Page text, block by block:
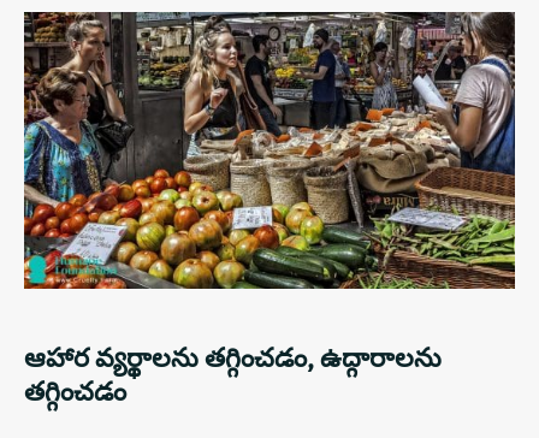
ఆహార వ్యర్థాలను తగ్గించడం, ఉద్గారాలను
తగ్గించడం